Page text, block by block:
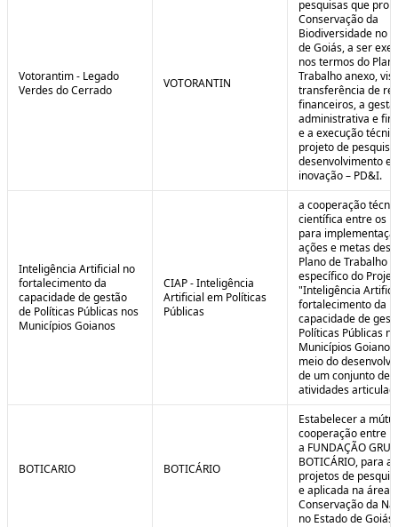
Votorantim - Legado
Verdes do Cerrado
VOTORANTIN
pesquisas que
Conservação da
Biodiversidade no
de Goiás, a ser
nos termos do
Trabalho anexo,
transferência de
financeiros, a
administrativa e
e a execução
projeto de pesquisa,
desenvolvimento e
inovação – PD&I.
Inteligência Artificial no
fortalecimento da
capacidade de gestão
de Políticas Públicas nos
Municípios Goianos
CIAP - Inteligência
Artificial em Políticas
Públicas
a cooperação
científica entre os
para
ações e metas
Plano de Trabalho
específico do
"Inteligência
fortalecimento da
capacidade de
Políticas Públicas
Municípios
meio do
de um conjunto de
atividades
BOTICARIO BOTICÁRIO
Estabelecer a
cooperação entre
a FUNDAÇÃO
BOTICÁRIO, para
projetos de
e aplicada na área
Conservação da
no Estado de Goiás.